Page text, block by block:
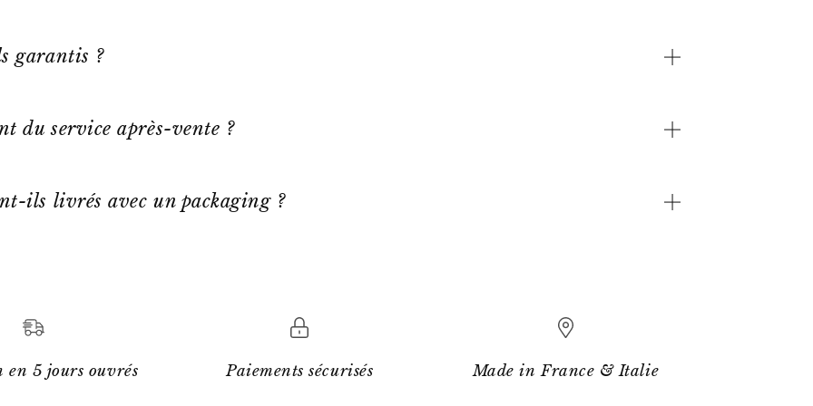
garantis ?
du service après-vente ?
ils livrés avec un packaging ?
5 jours ouvrés Paiements sécurisés Made in France & Italie